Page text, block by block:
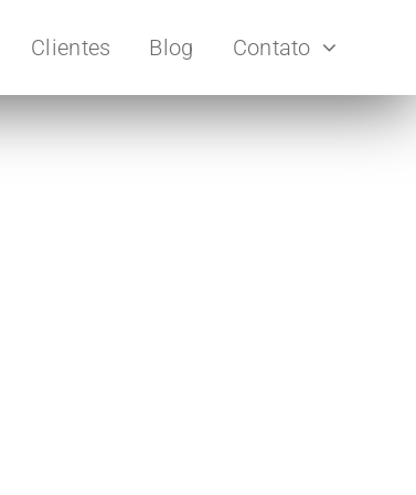
Clientes Blog Contato